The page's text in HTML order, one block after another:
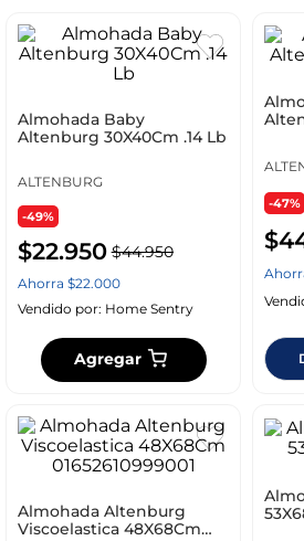
Almohada Baby
Altenburg 30X40Cm .14 Lb
ALTENBURG
-49%
$22.950 $44.950
Ahorra $22.000
Vendido por: Home Sentry
Agregar
-47%
$
Almohada Altenburg
Viscoelastica 48X68Cm